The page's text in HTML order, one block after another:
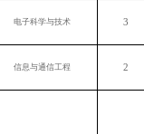
电子科学与技术 3
信息与通信工程 2